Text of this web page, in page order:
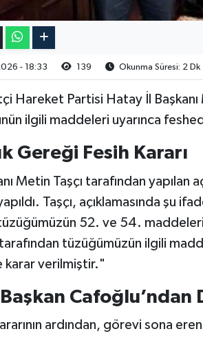
- 18:33 139 Okunma Süresi: 2 Dk
Hareket Partisi Hatay İl Başkanı
ilgili maddeleri uyarınca
Gereği Fesih Kararı
Metin Taşçı tarafından
Taşçı, açıklamasında şu
52. ve 54.
tarafından tüzüğümüzün ilgili
karar verilmiştir."
Başkan Cafoğlu’ndan
ardından, görevi sona